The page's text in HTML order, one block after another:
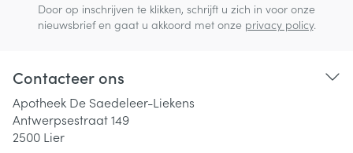
Door op inschrijven te klikken, schrijft u zich in voor onze
nieuwsbrief en gaat u akkoord met onze privacy policy.
Contacteer ons
Apotheek De Saedeleer-Liekens
Antwerpsestraat 149
2500 Lier